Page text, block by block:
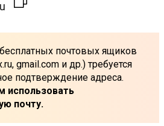
почтовых ящиков
gmail.com и др.) требуется
подтверждение адреса.
использовать
почту.